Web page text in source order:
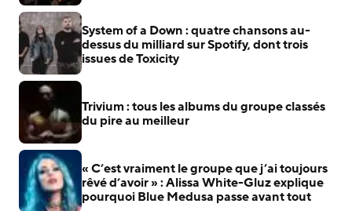
System of a Down : quatre chansons au-
dessus du milliard sur Spotify, dont trois
issues de Toxicity
Trivium : tous les albums du groupe classés
du pire au meilleur
« C’est vraiment le groupe que j’ai toujours
rêvé d’avoir » : Alissa White-Gluz explique
pourquoi Blue Medusa passe avant tout